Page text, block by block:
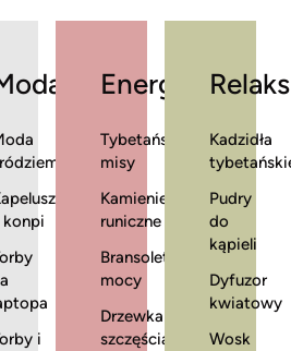
konpi
i
Energia
Tybetańskie
misy
Kamienie
runiczne
Bransoletki
mocy
Drzewka
szczęścia
Relaks
Kadzidła
Pudry
do
kąpieli
Dyfuzor
kwiatowy
Wosk